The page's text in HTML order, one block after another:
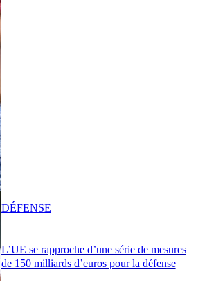
L’UE se rapproche d’une série de mesures
de 150 milliards d’euros pour la défense
DÉFENSE